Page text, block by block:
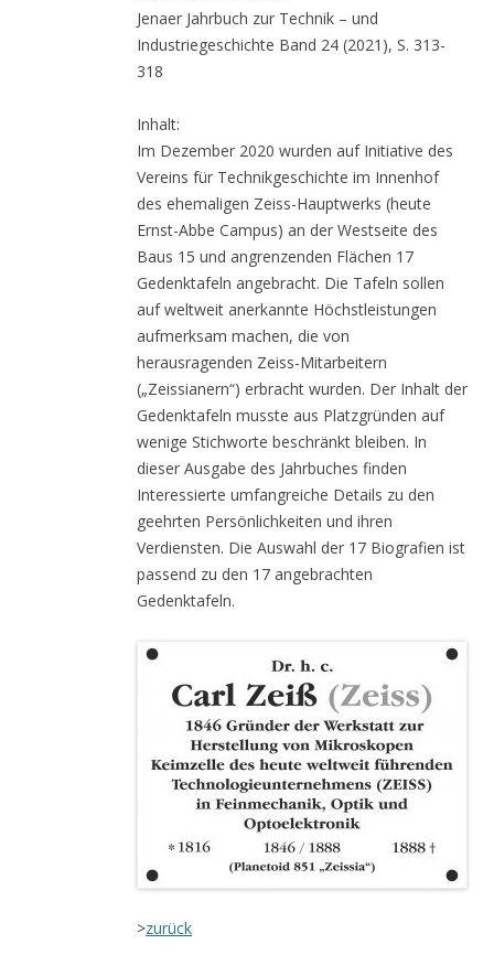
Jenaer Jahrbuch zur Technik – und
Industriegeschichte Band 24 (2021), S. 313-
318
Inhalt:
Im Dezember 2020 wurden auf Initiative des
Vereins für Technikgeschichte im Innenhof
des ehemaligen Zeiss-Hauptwerks (heute
Ernst-Abbe Campus) an der Westseite des
Baus 15 und angrenzenden Flächen 17
Gedenktafeln angebracht. Die Tafeln sollen
auf weltweit anerkannte Höchstleistungen
aufmerksam machen, die von
herausragenden Zeiss-Mitarbeitern
(„Zeissianern“) erbracht wurden. Der Inhalt der
Gedenktafeln musste aus Platzgründen auf
wenige Stichworte beschränkt bleiben. In
dieser Ausgabe des Jahrbuches finden
Interessierte umfangreiche Details zu den
geehrten Persönlichkeiten und ihren
Verdiensten. Die Auswahl der 17 Biografien ist
passend zu den 17 angebrachten
Gedenktafeln.
>zurück